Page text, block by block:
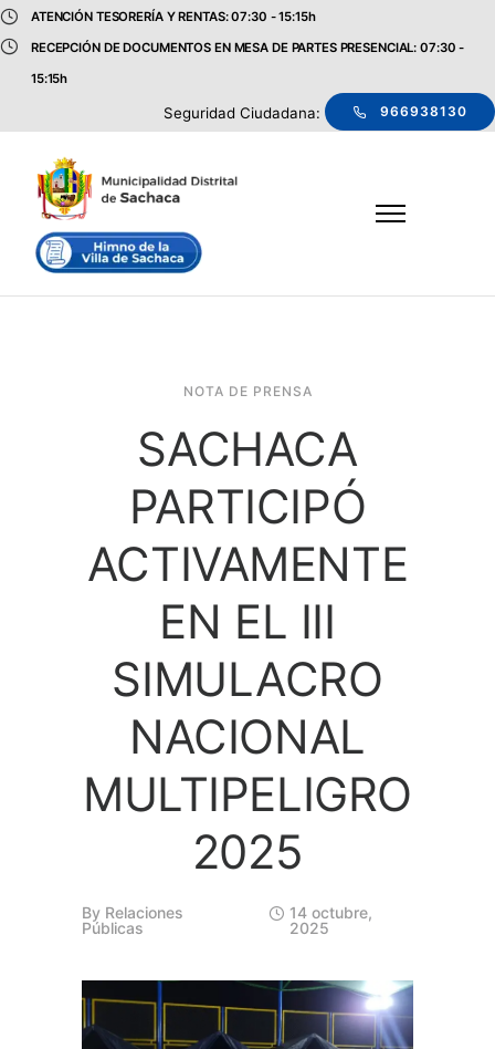
ATENCIÓN TESORERÍA Y RENTAS: 07:30 - 15:15h
RECEPCIÓN DE DOCUMENTOS EN MESA DE PARTES PRESENCIAL: 07:30 -
15:15h
Seguridad Ciudadana: 966938130
NOTA DE PRENSA
SACHACA
PARTICIPÓ
ACTIVAMENTE
EN EL III
SIMULACRO
NACIONAL
MULTIPELIGRO
2025
By Relaciones
Públicas
14 octubre,
2025